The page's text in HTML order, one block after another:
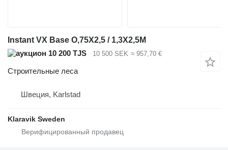
Instant VX Base O,75X2,5 / 1,3X2,5M
10 200 TJS
10 500 SEK ≈ 957,70 €
Строительные леса
Швеция, Karlstad
Klaravik Sweden